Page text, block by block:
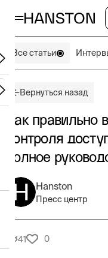
Все статьи
Вернуться назад
Как правильно
контроля
полное
Hanston
Пресс центр
41 0